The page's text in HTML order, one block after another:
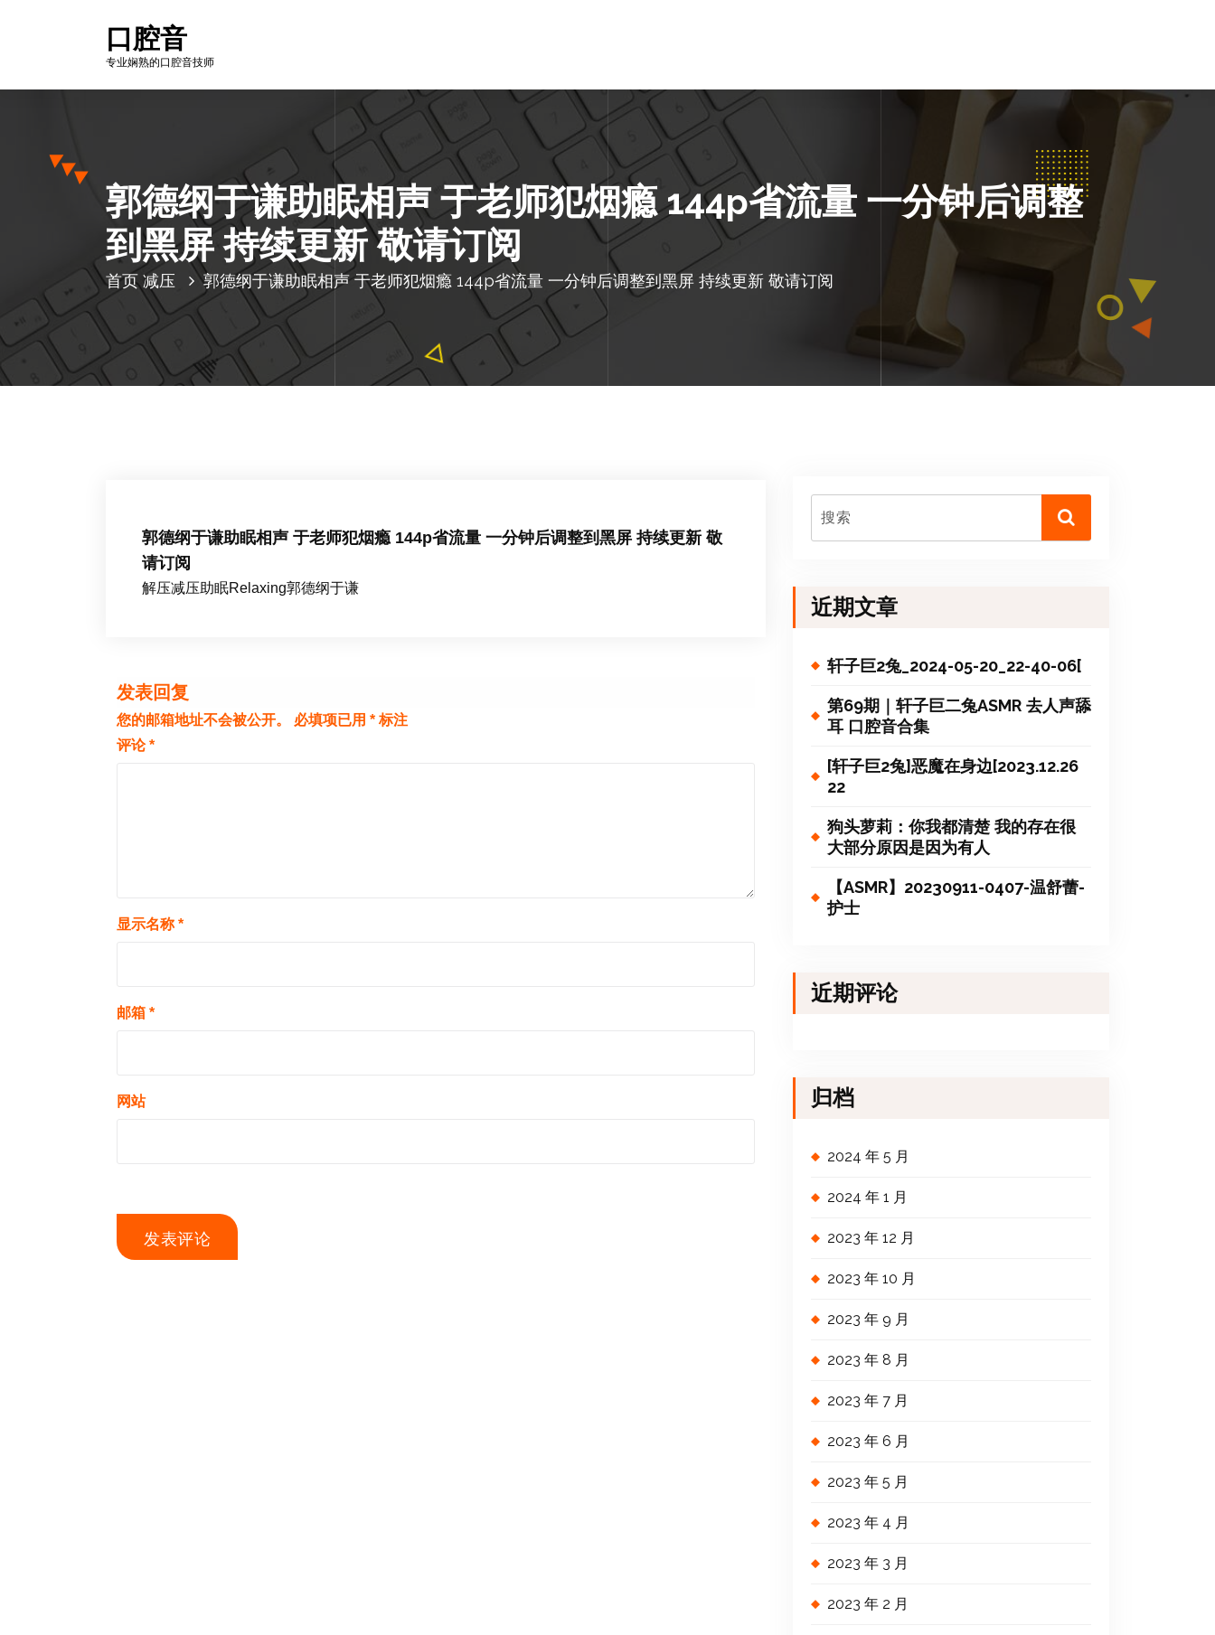
口腔音
专业娴熟的口腔音技师
郭德纲于谦助眠相声 于老师犯烟瘾 144p省流量 一分钟后调整
到黑屏 持续更新 敬请订阅
首页 减压 郭德纲于谦助眠相声 于老师犯烟瘾 144p省流量 一分钟后调整到黑屏 持续更新 敬请订阅
郭德纲于谦助眠相声 于老师犯烟瘾 144p省流量 一分钟后调整到黑屏 持续更新 敬
请订阅
解压减压助眠Relaxing郭德纲于谦
发表回复
您的邮箱地址不会被公开。 必填项已用 * 标注
评论*
显示名称*
邮箱 *
网站
近期文章
轩子巨2兔_2024-05-20_22-40-06[
第69期｜轩子巨二兔ASMR 去人声舔
耳 口腔音合集
[轩子巨2兔]恶魔在身边[2023.12.26
22
狗头萝莉：你我都清楚 我的存在很
大部分原因是因为有人
【ASMR】20230911-0407-温舒蕾-
护士
近期评论
归档
2024 年 5 月
2024 年 1 月
2023 年 12 月
2023 年 10 月
2023 年 9 月
2023 年 8 月
2023 年 7 月
2023 年 6 月
2023 年 5 月
2023 年 4 月
2023 年 3 月
2023 年 2 月